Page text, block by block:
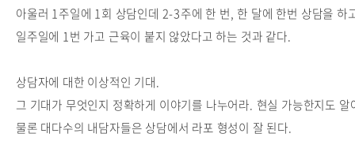
아울러 1주일에 1회 상담인데 2-3주에 한 번, 한 달에 한번 상담을 하
일주일에 1번 가고 근육이 붙지 않았다고 하는 것과 같다.
상담자에 대한 이상적인 기대.
그 기대가 무엇인지 정확하게 이야기를 나누어라. 현실 가능한지도
물론 대다수의 내담자들은 상담에서 라포 형성이 잘 된다.